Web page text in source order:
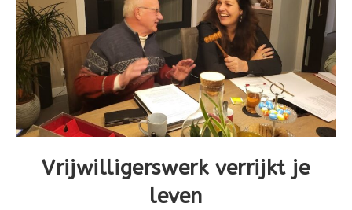
Vrijwilligerswerk verrijkt je
leven